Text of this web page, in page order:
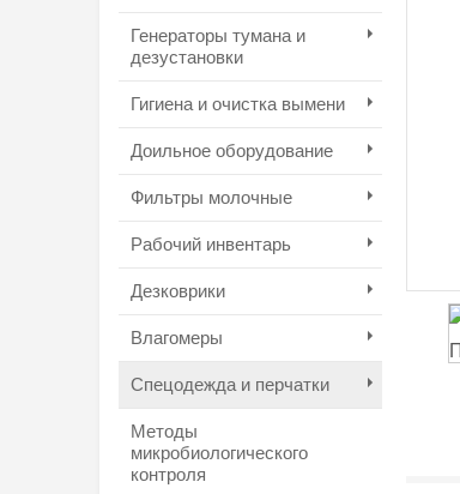
Генераторы тумана и
дезустановки
Гигиена и очистка вымени
Доильное оборудование
Фильтры молочные
Рабочий инвентарь
Дезковрики
Влагомеры
Спецодежда и перчатки
Методы
микробиологического
контроля